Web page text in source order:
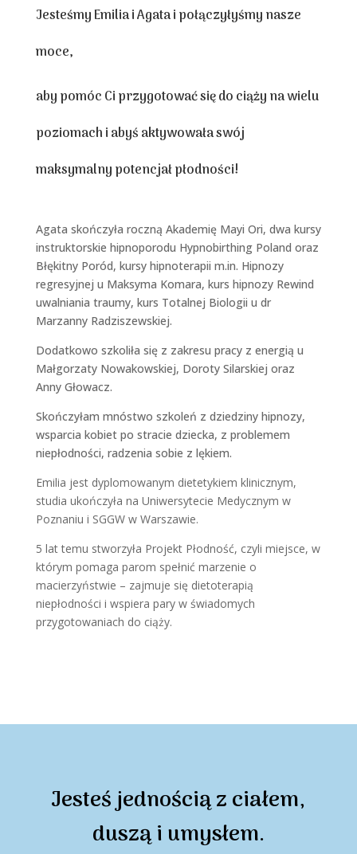
Jesteśmy Emilia i Agata i połączyłyśmy nasze
moce,
aby pomóc Ci przygotować się do ciąży na wielu
poziomach i abyś aktywowała swój
maksymalny potencjał płodności!
Agata skończyła roczną Akademię Mayi Ori, dwa kursy
instruktorskie hipnoporodu Hypnobirthing Poland oraz
Błękitny Poród, kursy hipnoterapii m.in. Hipnozy
regresyjnej u Maksyma Komara, kurs hipnozy Rewind
uwalniania traumy, kurs Totalnej Biologii u dr
Marzanny Radziszewskiej.
Dodatkowo szkoliła się z zakresu pracy z energią u
Małgorzaty Nowakowskiej, Doroty Silarskiej oraz
Anny Głowacz.
Skończyłam mnóstwo szkoleń z dziedziny hipnozy,
wsparcia kobiet po stracie dziecka, z problemem
niepłodności, radzenia sobie z lękiem.
Emilia jest dyplomowanym dietetykiem klinicznym,
studia ukończyła na Uniwersytecie Medycznym w
Poznaniu i SGGW w Warszawie.
5 lat temu stworzyła Projekt Płodność, czyli miejsce, w
którym pomaga parom spełnić marzenie o
macierzyństwie – zajmuje się dietoterapią
niepłodności i wspiera pary w świadomych
przygotowaniach do ciąży.
Jesteś jednością z ciałem,
duszą i umysłem.